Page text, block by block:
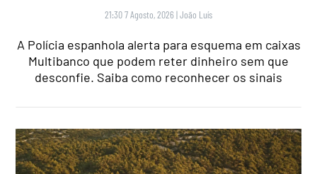
21:30 7 Agosto, 2026 |João Luís
A Polícia espanhola alerta para esquema em caixas
Multibanco que podem reter dinheiro sem que
desconfie. Saiba como reconhecer os sinais